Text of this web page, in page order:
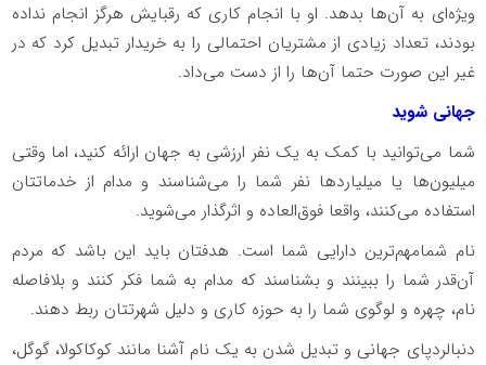
ویژه‌ای به آن‌ها بدهد. او با انجام کاری که رقبایش هرگز انجام نداده
بودند، تعداد زیادی از مشتریان احتمالی را به خریدار تبدیل کرد که در
غیر این صورت حتما آن‌ها را از دست می‌داد.
جهانی شوید
شما می‌توانید با کمک به یک نفر ارزشی به جهان ارائه کنید، اما وقتی
میلیون‌ها یا میلیاردها نفر شما را می‌شناسند و مدام از خدماتتان
استفاده می‌کنند، واقعا فوق‌العاده و اثرگذار می‌شوید.
نام شمامهم‌ترین دارایی شما است. هدفتان باید این باشد که مردم
آن‌قدر شما را ببینند و بشناسند که مدام به شما فکر ‌کنند و بلافاصله
نام، چهره و لوگوی شما را به حوزه کاری و دلیل شهرتتان ربط دهند.
دنبالردپای جهانی و تبدیل شدن به یک نام آشنا مانند کوکاکولا، گوگل،